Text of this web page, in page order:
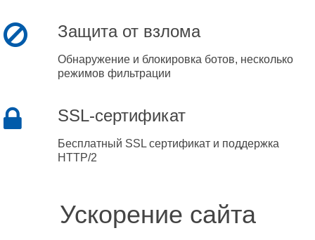
Защита от взлома
Обнаружение и блокировка ботов, несколько
режимов фильтрации
SSL-сертификат
Бесплатный SSL сертификат и поддержка
HTTP/2
Ускорение сайта